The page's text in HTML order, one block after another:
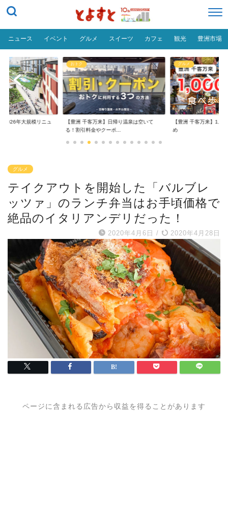
ニュース イベント グルメ スイーツ カフェ 観光 豊洲市場
2026年大規模リニュ
おトク
【豊洲 千客万来】日帰り温泉は空いて
る！割引料金やクーポ...
グルメ
【豊洲 千客万来】
め
グルメ
テイクアウトを開始した「バルブレ
ッツァ」のランチ弁当はお手頃価格で
絶品のイタリアンデリだった！
2020年4月6日 / 2020年4月28日
ページに含まれる広告から収益を得ることがあります